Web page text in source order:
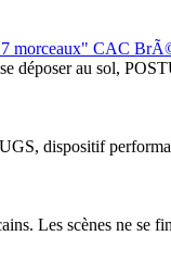
morceaux" CAC
déposer au sol,
dispositif
Les scènes ne se